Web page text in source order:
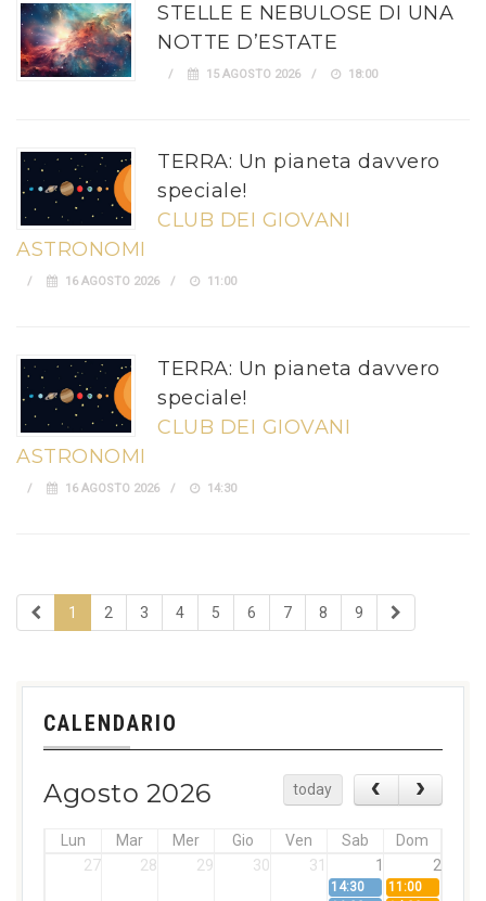
STELLE E NEBULOSE DI UNA
NOTTE D’ESTATE
15 AGOSTO 2026 18:00
TERRA: Un pianeta davvero
speciale!
CLUB DEI GIOVANI
ASTRONOMI
16 AGOSTO 2026 11:00
TERRA: Un pianeta davvero
speciale!
CLUB DEI GIOVANI
ASTRONOMI
16 AGOSTO 2026 14:30
1 2 3 4 5 6 7 8 9
CALENDARIO
Agosto 2026 today
Lun Mar Mer Gio Ven Sab
Dom
27
28 29 30 31 1 2
14:30
11:00